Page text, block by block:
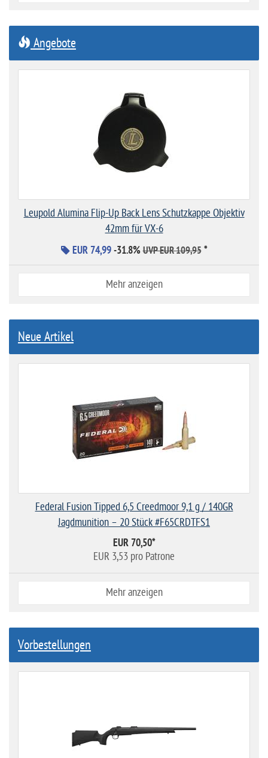
Angebote
Leupold Alumina Flip-Up Back Lens Schutzkappe Objektiv
42mm für VX-6
EUR 74,99 -31.8% UVP EUR 109,95*
Mehr anzeigen
Neue Artikel
Federal Fusion Tipped 6,5 Creedmoor 9,1 g / 140GR
Jagdmunition – 20 Stück #F65CRDTFS1
EUR 70,50*
EUR 3,53 pro Patrone
Mehr anzeigen
Vorbestellungen